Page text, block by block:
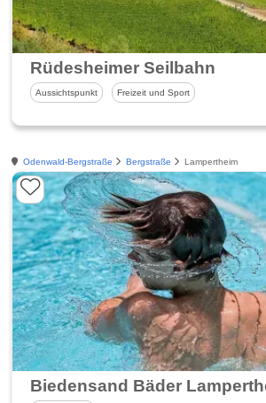
Rüdesheimer Seilbahn
Aussichtspunkt Freizeit und Sport
Odenwald-Bergstraße Bergstraße Lampertheim
Biedensand Bäder